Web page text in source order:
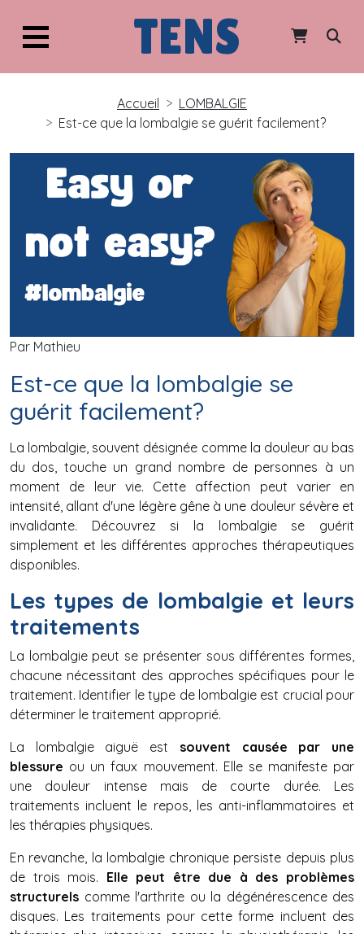
TENS
Accueil
LOMBALGIE
Est-ce que la lombalgie se guérit facilement?
Par Mathieu
Est-ce que la lombalgie se
guérit facilement?
La lombalgie, souvent désignée comme la douleur au bas
du dos, touche un grand nombre de personnes à un
moment de leur vie. Cette affection peut varier en
intensité, allant d'une légère gêne à une douleur sévère et
invalidante. Découvrez si la lombalgie se guérit
simplement et les différentes approches thérapeutiques
disponibles.
Les types de lombalgie et leurs
traitements
La lombalgie peut se présenter sous différentes formes,
chacune nécessitant des approches spécifiques pour le
traitement. Identifier le type de lombalgie est crucial pour
déterminer le traitement approprié.
La lombalgie aiguë est souvent causée par une
blessure ou un faux mouvement. Elle se manifeste par
une douleur intense mais de courte durée. Les
traitements incluent le repos, les anti-inflammatoires et
les thérapies physiques.
En revanche, la lombalgie chronique persiste depuis plus
de trois mois. Elle peut être due à des problèmes
structurels comme l'arthrite ou la dégénérescence des
disques. Les traitements pour cette forme incluent des